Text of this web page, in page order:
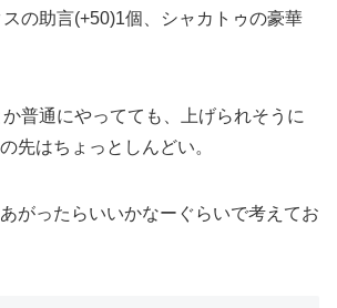
スの助言(+50)1個、シャカトゥの豪華
普通にやってても、上げられそうに
先はちょっとしんどい。
がったらいいかなーぐらいで考えてお